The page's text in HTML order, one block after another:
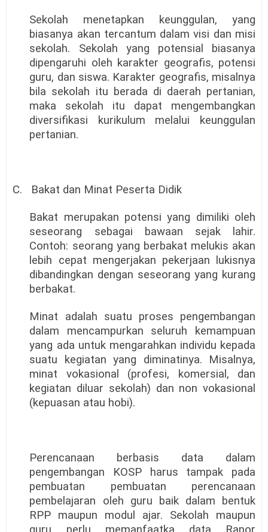
Sekolah menetapkan keunggulan, yang
biasanya akan tercantum dalam visi dan misi
sekolah. Sekolah yang potensial biasanya
dipengaruhi oleh karakter geografis, potensi
guru, dan siswa. Karakter geografis, misalnya
bila sekolah itu berada di daerah pertanian,
maka sekolah itu dapat mengembangkan
diversifikasi kurikulum melalui keunggulan
pertanian.
C. Bakat dan Minat Peserta Didik
Bakat merupakan potensi yang dimiliki oleh
seseorang sebagai bawaan sejak lahir.
Contoh: seorang yang berbakat melukis akan
lebih cepat mengerjakan pekerjaan lukisnya
dibandingkan dengan seseorang yang kurang
berbakat.
Minat adalah suatu proses pengembangan
dalam mencampurkan seluruh kemampuan
yang ada untuk mengarahkan individu kepada
suatu kegiatan yang diminatinya. Misalnya,
minat vokasional (profesi, komersial, dan
kegiatan diluar sekolah) dan non vokasional
(kepuasan atau hobi).
Perencanaan berbasis data dalam
pengembangan KOSP harus tampak pada
pembuatan pembuatan perencanaan
pembelajaran oleh guru baik dalam bentuk
RPP maupun modul ajar. Sekolah maupun